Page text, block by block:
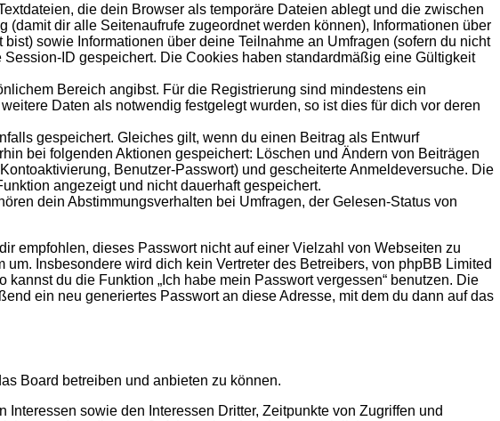
die dein Browser als temporäre Dateien ablegt und die zwischen
dir alle Seitenaufrufe zugeordnet werden können), Informationen über
sowie Informationen über deine Teilnahme an Umfragen (sofern du nicht
ID gespeichert. Die Cookies haben standardmäßig eine Gültigkeit
Bereich angibst. Für die Registrierung sind mindestens ein
Daten als notwendig festgelegt wurden, so ist dies für dich vor deren
gespeichert. Gleiches gilt, wenn du einen Beitrag als Entwurf
bei folgenden Aktionen gespeichert: Löschen und Ändern von Beiträgen
Benutzer-Passwort) und gescheiterte Anmeldeversuche. Die
angezeigt und nicht dauerhaft gespeichert.
dein Abstimmungsverhalten bei Umfragen, der Gelesen-Status von
empfohlen, dieses Passwort nicht auf einer Vielzahl von Webseiten zu
Insbesondere wird dich kein Vertreter des Betreibers, von phpBB Limited
du die Funktion „Ich habe mein Passwort vergessen“ benutzen. Die
ein neu generiertes Passwort an diese Adresse, mit dem du dann auf das
Board betreiben und anbieten zu können.
sowie den Interessen Dritter, Zeitpunkte von Zugriffen und